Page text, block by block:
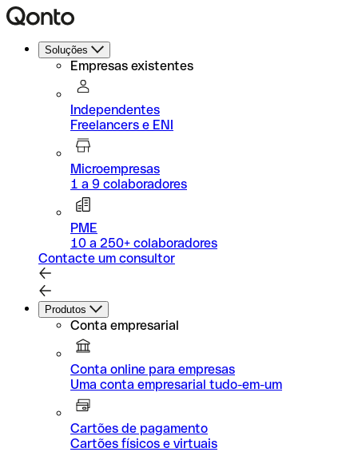
Soluções
Empresas existentes
Independentes
Freelancers e ENI
Microempresas
1 a 9 colaboradores
PME
10 a 250+ colaboradores
Contacte um consultor
Produtos
Conta empresarial
Conta online para empresas
Uma conta empresarial tudo-em-um
Cartões de pagamento
Cartões físicos e virtuais